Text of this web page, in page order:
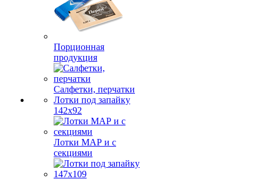
Порционная
продукция
Салфетки, перчатки
Лотки под запайку
142х92
Лотки МАР и с
секциями